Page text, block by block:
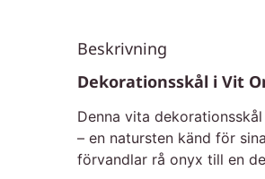
Beskrivning
Dekorationsskål i Vit
Denna vita
– en natursten känd för
förvandlar rå onyx till en